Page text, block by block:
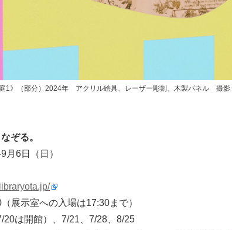
庭1》（部分）2024年 アクリル絵具、レーザー彫刻、木製パネル 撮影
ぞる。
月6日（日）
展示室への入場は17:30まで）
20は開館）、7/21、7/28、8/25